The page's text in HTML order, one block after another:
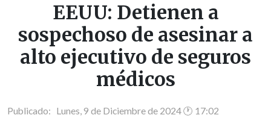
EEUU: Detienen a
sospechoso de asesinar a
alto ejecutivo de seguros
médicos
Publicado: Lunes, 9 de Diciembre de 2024 🕐 17:02